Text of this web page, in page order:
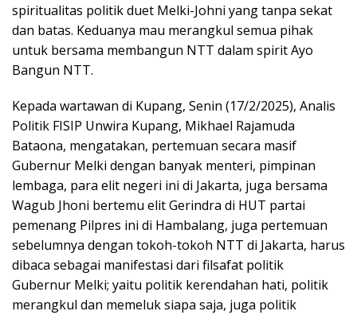
spiritualitas politik duet Melki-Johni yang tanpa sekat
dan batas. Keduanya mau merangkul semua pihak
untuk bersama membangun NTT dalam spirit Ayo
Bangun NTT.
Kepada wartawan di Kupang, Senin (17/2/2025), Analis
Politik FISIP Unwira Kupang, Mikhael Rajamuda
Bataona, mengatakan, pertemuan secara masif
Gubernur Melki dengan banyak menteri, pimpinan
lembaga, para elit negeri ini di Jakarta, juga bersama
Wagub Jhoni bertemu elit Gerindra di HUT partai
pemenang Pilpres ini di Hambalang, juga pertemuan
sebelumnya dengan tokoh-tokoh NTT di Jakarta, harus
dibaca sebagai manifestasi dari filsafat politik
Gubernur Melki; yaitu politik kerendahan hati, politik
merangkul dan memeluk siapa saja, juga politik